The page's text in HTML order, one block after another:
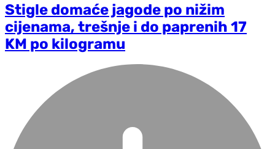
Stigle domaće jagode po nižim
cijenama, trešnje i do paprenih 17
KM po kilogramu